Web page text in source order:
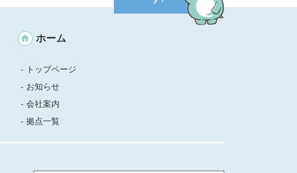
ホーム
トップページ
お知らせ
会社案内
拠点一覧